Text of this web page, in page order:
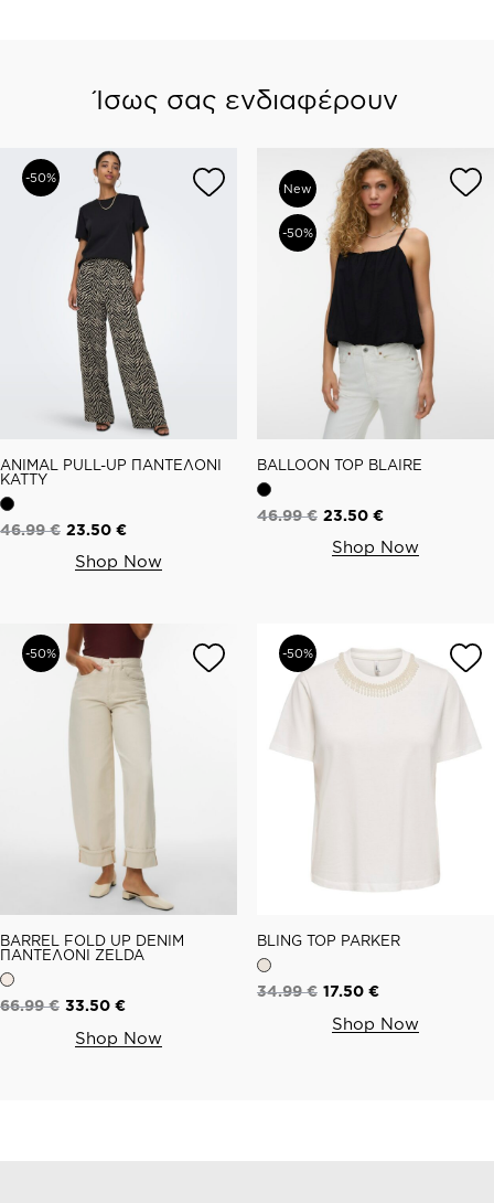
Ίσως σας ενδιαφέρουν
-50%
ANIMAL PULL-UP ΠΑΝΤΕΛΟΝΙ
KATTY
46.99€ 23.50 €
Shop Now
-50%
New
BALLOON TOP BLAIRE
46.99€ 23.50 €
Shop Now
-50%
BARREL FOLD UP DENIM
ΠΑΝΤΕΛΟΝΙ ZELDA
66.99€ 33.50 €
Shop Now
-50%
BLING TOP PARKER
34.99€ 17.50 €
Shop Now